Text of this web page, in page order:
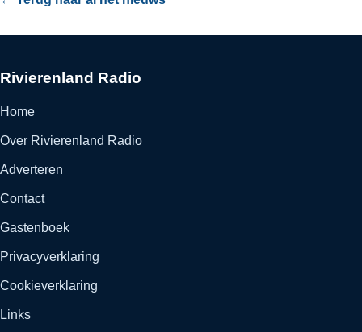
Rivierenland Radio
Home
Over Rivierenland Radio
Adverteren
Contact
Gastenboek
Privacyverklaring
Cookieverklaring
Links